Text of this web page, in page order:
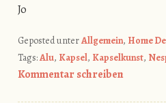
Jo
Geposted unterAllgemein, Home
Tags:Alu, Kapsel, Kapselkunst,
Kommentar schreiben